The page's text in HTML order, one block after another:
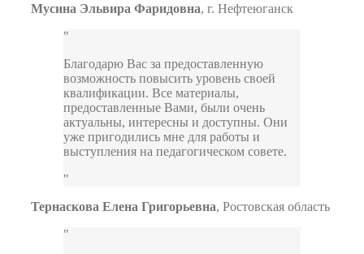
Мусина Эльвира Фаридовна, г. Нефтеюганск
Благодарю Вас за предоставленную
возможность повысить уровень своей
квалификации. Все материалы,
предоставленные Вами, были очень
актуальны, интересны и доступны. Они
уже пригодились мне для работы и
выступления на педагогическом совете.
Тернаскова Елена Григорьевна, Ростовская область